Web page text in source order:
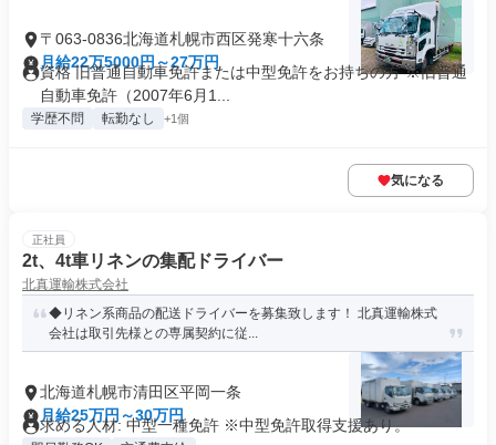
〒063-0836北海道札幌市西区発寒十六条
月給22万5000円～27万円
資格 旧普通自動車免許または中型免許をお持ちの方 ※旧普通
自動車免許（2007年6月1...
学歴不問 転勤なし +1個
気になる
正社員
2t、4t車リネンの集配ドライバー
北真運輸株式会社
◆リネン系商品の配送ドライバーを募集致します！ 北真運輸株式
会社は取引先様との専属契約に従...
北海道札幌市清田区平岡一条
月給25万円～30万円
求める人材: 中型一種免許 ※中型免許取得支援あり。